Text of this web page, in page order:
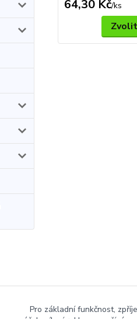
64,30 Kč/ks
Pro základní funkčnost,